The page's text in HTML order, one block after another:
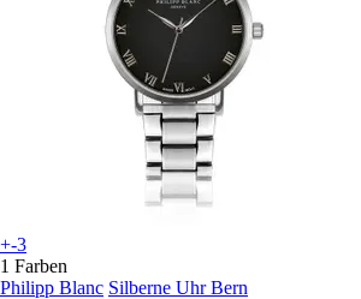
+-3
1 Farben
Philipp Blanc Silberne Uhr Bern